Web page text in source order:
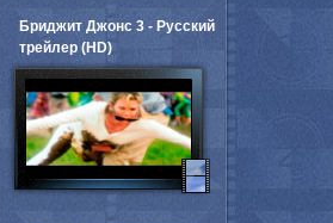
Бриджит Джонс 3 - Русский
трейлер (HD)